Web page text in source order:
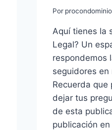
Por
Aquí tienes la
Legal? Un
respondemos
seguidores
Recuerda
dejar tus
de esta
publicación